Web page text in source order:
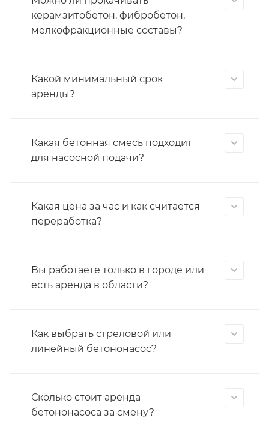
керамзитобетон, фибробетон,
мелкофракционные составы?
Какой минимальный срок
аренды?
Какая бетонная смесь подходит
для насосной подачи?
Какая цена за час и как считается
переработка?
Вы работаете только в городе или
есть аренда в области?
Как выбрать стреловой или
линейный бетононасос?
Сколько стоит аренда
бетононасоса за смену?